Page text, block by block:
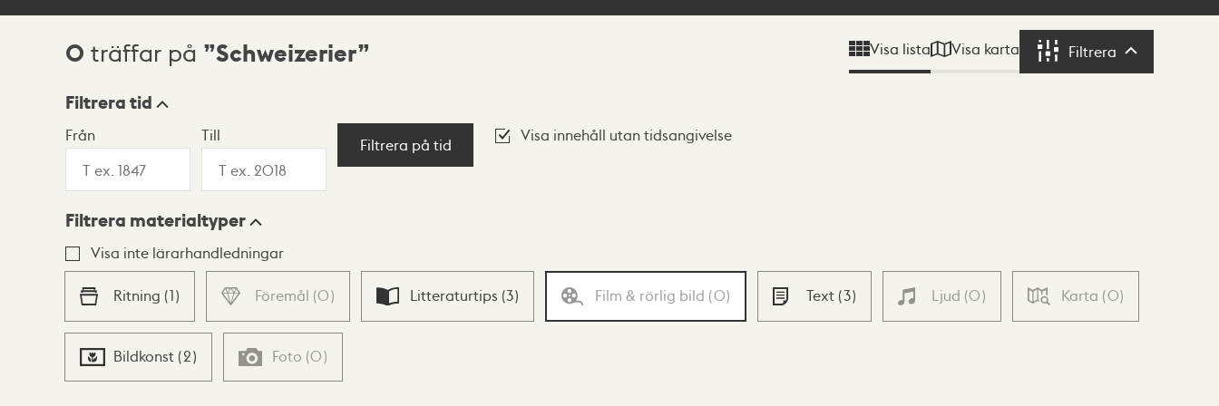
Sökresultat
0 träffar på Schweizerier Visa lista Visa karta Filtrera Filtrera
Visningsläge
Lista Karta
Filtrera tid
Från Till
Filtrera på tid
Visa innehåll utan tidsangivelse
Filtrera materialtyper
Visa inte lärarhandledningar
Ritning (1) Föremål (0) Litteraturtips (3) Film & rörlig bild (0) Text (3) Ljud (0) Karta (0)
Bildkonst (2) Foto (0)